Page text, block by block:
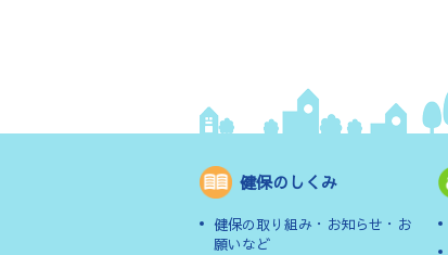
健保のしくみ
健保の取り組み・お知らせ・お
願いなど